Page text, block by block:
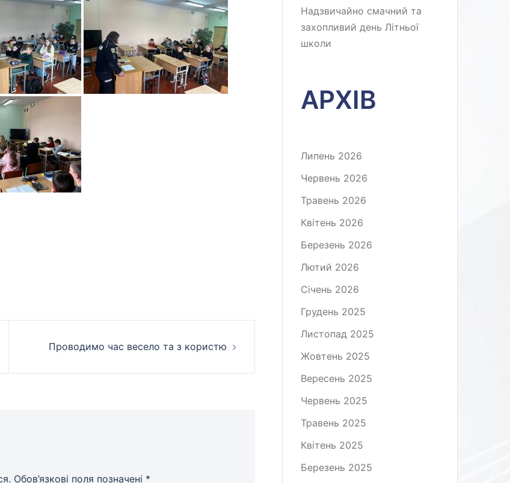
Проводимо час весело та з користю
Обов’язкові поля позначені *
Надзвичайно смачний та
захопливий день Літньої
школи
АРХІВ
Липень 2026
Червень 2026
Травень 2026
Квітень 2026
Березень 2026
Лютий 2026
Січень 2026
Грудень 2025
Листопад 2025
Жовтень 2025
Вересень 2025
Червень 2025
Травень 2025
Квітень 2025
Березень 2025